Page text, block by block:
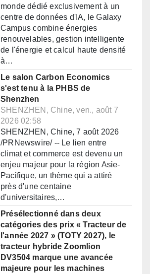
monde dédié exclusivement à un
centre de données d'IA, le Galaxy
Campus combine énergies
renouvelables, gestion intelligente
de l'énergie et calcul haute densité
à…
Le salon Carbon Economics
s'est tenu à la PHBS de
Shenzhen
SHENZHEN, Chine, ven., août 7
2026 02:58
SHENZHEN, Chine, 7 août 2026
/PRNewswire/ -- Le lien entre
climat et commerce est devenu un
enjeu majeur pour la région Asie-
Pacifique, un thème qui a attiré
près d'une centaine
d'universitaires,…
Présélectionné dans deux
catégories des prix « Tracteur de
l'année 2027 » (TOTY 2027), le
tracteur hybride Zoomlion
DV3504 marque une avancée
majeure pour les machines